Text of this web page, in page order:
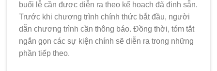
buổi lễ cần được diễn ra theo kế hoạch đã định sẵn.
Trước khi chương trình chính thức bắt đầu, người
dẫn chương trình cần thông báo. Đồng thời, tóm tắt
ngắn gọn các sự kiện chính sẽ diễn ra trong những
phần tiếp theo.